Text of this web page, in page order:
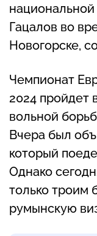
Гацалов во
Новогорске,
Чемпионат
2024 пройдет
вольной
Вчера был
который
Однако
только троим
румынскую